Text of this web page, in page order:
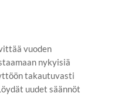
vuoden
nykyisiä
takautuvasti
uudet säännöt